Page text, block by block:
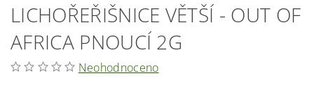
LICHOŘEŘIŠNICE VĚTŠÍ - OUT OF
AFRICA PNOUCÍ 2G
Neohodnoceno